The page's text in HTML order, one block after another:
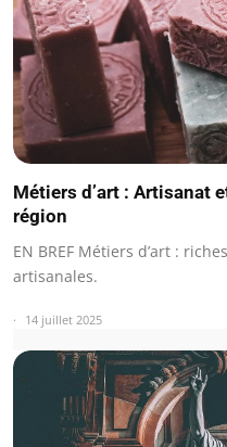
Métiers d’art : Artisanat
région
EN BREF Métiers d’art :
artisanales.
14 juillet 2025